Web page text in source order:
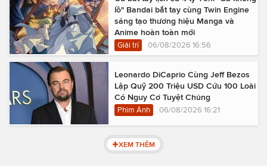
lồ" Bandai bắt tay cùng Twin Engine
sáng tạo thương hiệu Manga và
Anime hoàn toàn mới
Giải trí 06/08/2026 16:56
Leonardo DiCaprio Cùng Jeff Bezos
Lập Quỹ 200 Triệu USD Cứu 100 Loài
Có Nguy Cơ Tuyệt Chủng
Phim Ảnh 06/08/2026 16:21
XEM THÊM